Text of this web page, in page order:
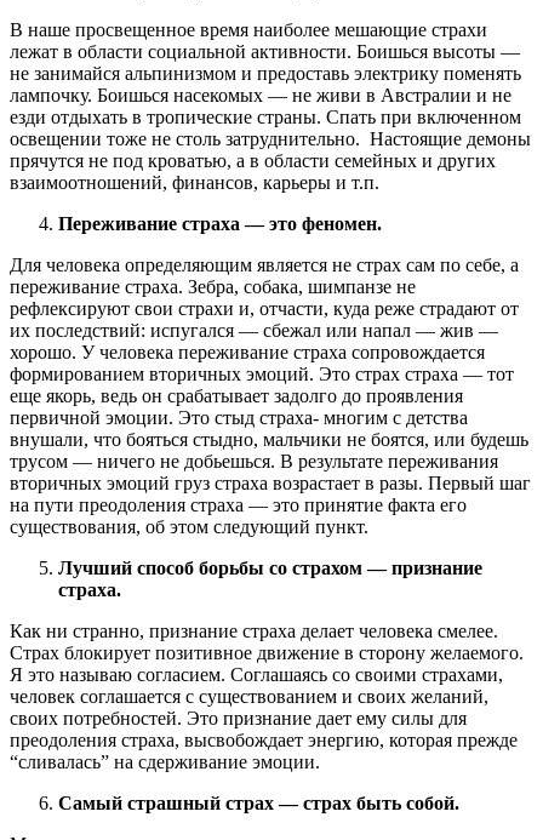
В наше просвещенное время наиболее мешающие страхи
лежат в области социальной активности. Боишься высоты —
не занимайся альпинизмом и предоставь электрику поменять
лампочку. Боишься насекомых — не живи в Австралии и не
езди отдыхать в тропические страны. Спать при включенном
освещении тоже не столь затруднительно. Настоящие демоны
прячутся не под кроватью, а в области семейных и других
взаимоотношений, финансов, карьеры и т.п.
Переживание страха — это феномен.
Для человека определяющим является не страх сам по себе, а
переживание страха. Зебра, собака, шимпанзе не
рефлексируют свои страхи и, отчасти, куда реже страдают от
их последствий: испугался — сбежал или напал — жив —
хорошо. У человека переживание страха сопровождается
формированием вторичных эмоций. Это страх страха — тот
еще якорь, ведь он срабатывает задолго до проявления
первичной эмоции. Это стыд страха- многим с детства
внушали, что бояться стыдно, мальчики не боятся, или будешь
трусом — ничего не добьешься. В результате переживания
вторичных эмоций груз страха возрастает в разы. Первый шаг
на пути преодоления страха — это принятие факта его
существования, об этом следующий пункт.
Лучший способ борьбы со страхом — признание
страха.
Как ни странно, признание страха делает человека смелее.
Страх блокирует позитивное движение в сторону желаемого.
Я это называю согласием. Соглашаясь со своими страхами,
человек соглашается с существованием и своих желаний,
своих потребностей. Это признание дает ему силы для
преодоления страха, высвобождает энергию, которая прежде
“сливалась” на сдерживание эмоции.
Самый страшный страх — страх быть собой.